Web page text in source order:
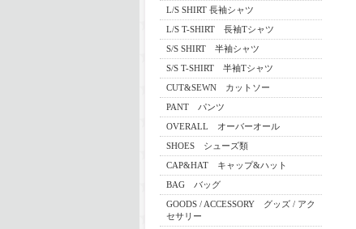
L/S SHIRT 長袖シャツ
L/S T-SHIRT 長袖Tシャツ
S/S SHIRT 半袖シャツ
S/S T-SHIRT 半袖Tシャツ
CUT&SEWN カットソー
PANT パンツ
OVERALL オーバーオール
SHOES シューズ類
CAP&HAT キャップ&ハット
BAG バッグ
GOODS / ACCESSORY グッズ / アク
セサリー